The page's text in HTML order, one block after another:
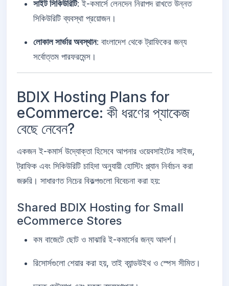
সাইট সিকিউরিটি: ই-কমার্সে লেনদেন নিরাপদ রাখতে উন্নত
সিকিউরিটি ব্যবস্থা প্রয়োজন।
লোকাল সার্ভার অবস্থান: বাংলাদেশ থেকে ট্রাফিকের জন্য
সর্বোত্তম পারফরমেন্স।
BDIX Hosting Plans for
eCommerce: কী ধরণের প্যাকেজ
বেছে নেবেন?
একজন ই-কমার্স উদ্যোক্তা হিসেবে আপনার ওয়েবসাইটের সাইজ,
ট্রাফিক এবং সিকিউরিটি চাহিদা অনুযায়ী হোস্টিং প্ল্যান নির্বাচন করা
জরুরি। সাধারণত নিচের বিকল্পগুলো বিবেচনা করা হয়:
Shared BDIX Hosting for Small
eCommerce Stores
কম বাজেটে ছোট ও মাঝারি ই-কমার্সের জন্য আদর্শ।
রিসোর্সগুলো শেয়ার করা হয়, তাই ব্যান্ডউইথ ও স্পেস সীমিত।